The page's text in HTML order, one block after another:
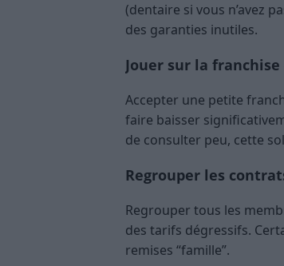
(dentaire si vous n’avez
des garanties inutiles.
Jouer sur la
Accepter une petite
faire baisser
de consulter peu, cette
Regrouper les
Regrouper tous les
des tarifs dégressifs.
remises “famille”.